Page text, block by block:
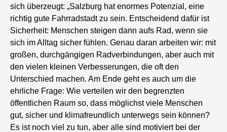
sich überzeugt: „Salzburg hat enormes Potenzial, eine
richtig gute Fahrradstadt zu sein. Entscheidend dafür ist
Sicherheit: Menschen steigen dann aufs Rad, wenn sie
sich im Alltag sicher fühlen. Genau daran arbeiten wir: mit
großen, durchgängigen Radverbindungen, aber auch mit
den vielen kleinen Verbesserungen, die oft den
Unterschied machen. Am Ende geht es auch um die
ehrliche Frage: Wie verteilen wir den begrenzten
öffentlichen Raum so, dass möglichst viele Menschen
gut, sicher und klimafreundlich unterwegs sein können?
Es ist noch viel zu tun, aber alle sind motiviert bei der